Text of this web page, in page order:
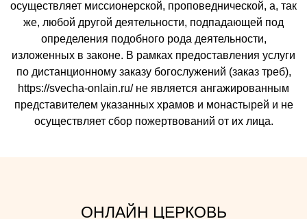
осуществляет миссионерской, проповеднической, а, так
же, любой другой деятельности, подпадающей под
определения подобного рода деятельности,
изложенных в законе. В рамках предоставления услуги
по дистанционному заказу богослужений (заказ треб),
https://svecha-onlain.ru/ не является ангажированным
представителем указанных храмов и монастырей и не
осуществляет сбор пожертвований от их лица.
ОНЛАЙН ЦЕРКОВЬ